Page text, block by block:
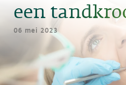
een
06 mei 2023